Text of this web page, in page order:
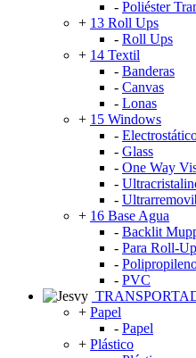
- Poliéster
+ 13 Roll Ups
- Roll Ups
+ 14 Textil
- Banderas
- Canvas
- Lonas
+ 15 Windows
-
- Glass
- One Way
-
-
+ 16 Base Agua
- Backlit
- Para Roll-
-
- PVC
+ Papel
- Papel
+ Plástico